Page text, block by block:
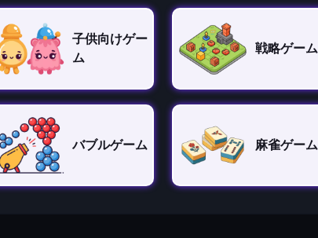
子供向けゲー
ム
戦略ゲーム
バブルゲーム 麻雀ゲーム